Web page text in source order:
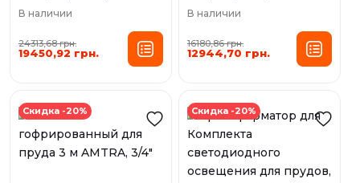
В наличии
24313,68 грн.
19450,92 грн.
В наличии
16180,86 грн.
12944,70 грн.
Скидка -20% Скидка -20%